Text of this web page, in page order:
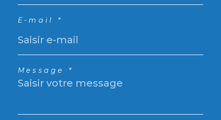
E-mail *
Message *